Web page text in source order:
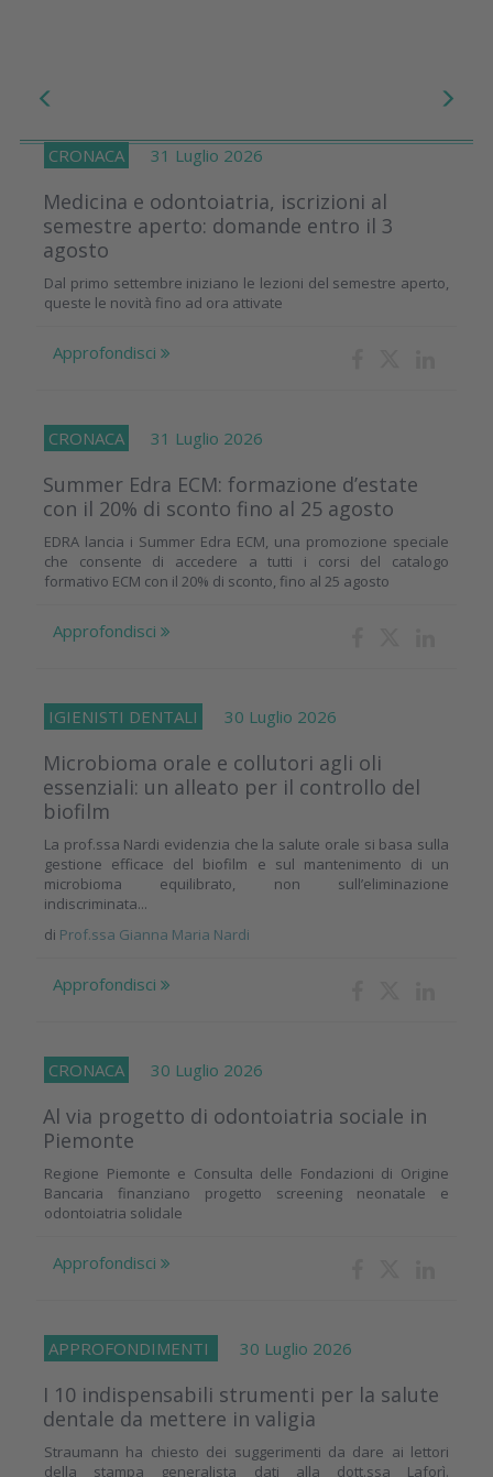
CRONACA 31 Luglio 2026
Medicina e odontoiatria, iscrizioni al
semestre aperto: domande entro il 3
agosto
Dal primo settembre iniziano le lezioni del semestre aperto,
queste le novità fino ad ora attivate
Approfondisci
CRONACA 31 Luglio 2026
Summer Edra ECM: formazione d’estate
con il 20% di sconto fino al 25 agosto
EDRA lancia i Summer Edra ECM, una promozione speciale
che consente di accedere a tutti i corsi del catalogo
formativo ECM con il 20% di sconto, fino al 25 agosto
Approfondisci
IGIENISTI DENTALI 30 Luglio 2026
Microbioma orale e collutori agli oli
essenziali: un alleato per il controllo del
biofilm
La prof.ssa Nardi evidenzia che la salute orale si basa sulla
gestione efficace del biofilm e sul mantenimento di un
microbioma equilibrato, non sull’eliminazione
indiscriminata...
di Prof.ssa Gianna Maria Nardi
Approfondisci
CRONACA 30 Luglio 2026
Al via progetto di odontoiatria sociale in
Piemonte
Regione Piemonte e Consulta delle Fondazioni di Origine
Bancaria finanziano progetto screening neonatale e
odontoiatria solidale
Approfondisci
APPROFONDIMENTI 30 Luglio 2026
I 10 indispensabili strumenti per la salute
dentale da mettere in valigia
Straumann ha chiesto dei suggerimenti da dare ai lettori
della stampa generalista dati alla dott.ssa Laforì.